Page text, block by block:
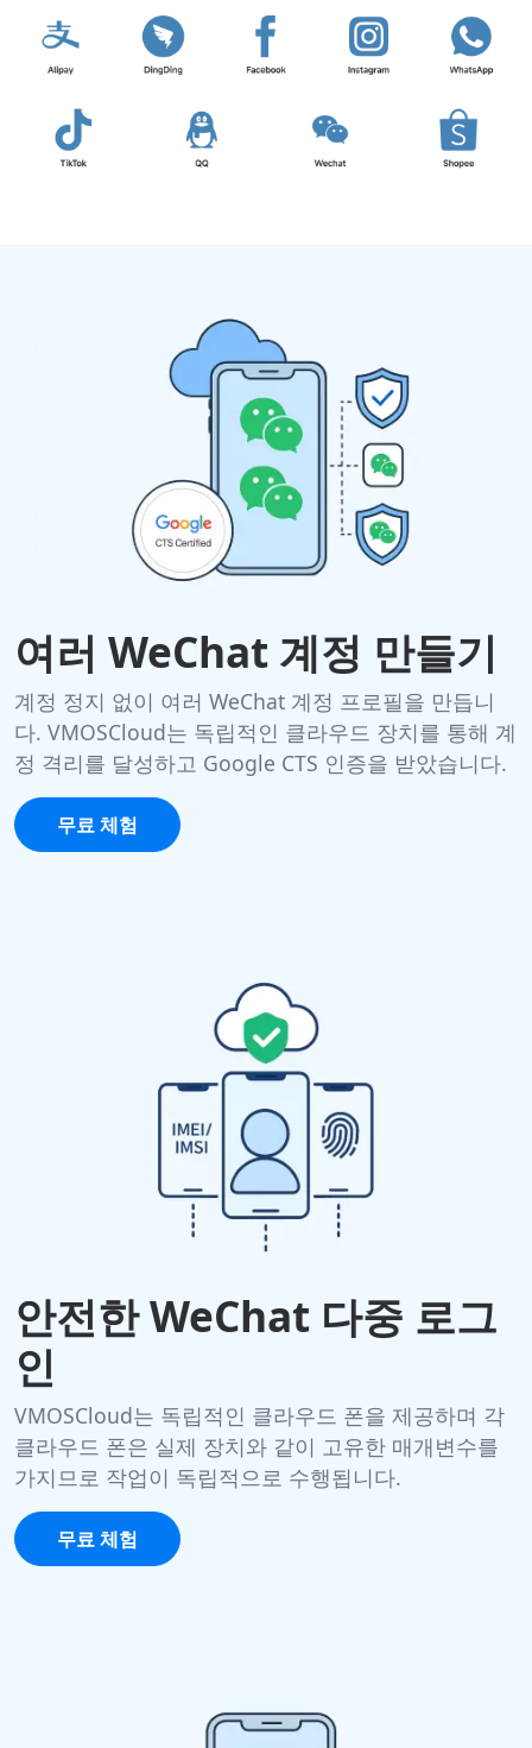
여러 WeChat 계정 만들기
계정 정지 없이 여러 WeChat 계정 프로필을 만듭니
다. VMOSCloud는 독립적인 클라우드 장치를 통해 계
정 격리를 달성하고 Google CTS 인증을 받았습니다.
무료 체험
안전한 WeChat 다중 로그
인
VMOSCloud는 독립적인 클라우드 폰을 제공하며 각
클라우드 폰은 실제 장치와 같이 고유한 매개변수를
가지므로 작업이 독립적으로 수행됩니다.
무료 체험